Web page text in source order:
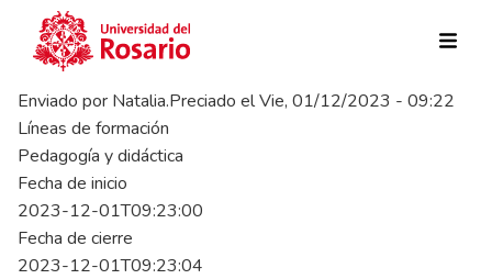
Pasar al contenido principal
Enviado por Natalia.Preciado elVie, 01/12/2023 - 09:22
Líneas de formación
Pedagogía y didáctica
Fecha de inicio
2023-12-01T09:23:00
Fecha de cierre
2023-12-01T09:23:04